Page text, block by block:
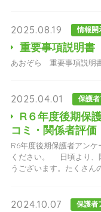
2025.08.19 情報開
重要事項説明書
あおぞら 重要事項説明
2025.04.01 保護
R６年度後期保
コミ・関係者評価
R6年度後期保護者アン
ください。 日頃より、
うございます。たくさん
2024.10.07 保護者